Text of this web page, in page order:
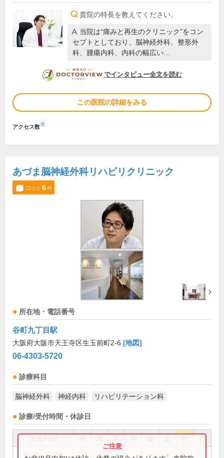
貴院の特長を教えてください。
当院は“痛みと再生のクリニック”をコン
セプトとしており、脳神経外科、整形外
科、腫瘍内科、内科の幅広い…
DOCTORVIEW
でインタビュー全文を読む
この医院の詳細をみる
アクセス数※
あづま脳神経外科リハビリクリニック
口コミ 6件
所在地・電話番号
谷町九丁目駅
大阪府大阪市天王寺区生玉前町2-6 [地図]
06-4303-5720
診療科目
脳神経外科 神経内科 リハビリテーション科
診療/受付時間・休診日
祝
9:00～12:30 ● ● ● ●